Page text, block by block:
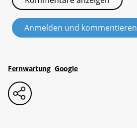
Anmelden und kommentieren
Fernwartung Google